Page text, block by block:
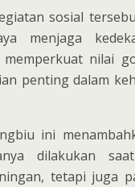
sosial
menjaga
memperkuat nilai
penting dalam
ini
dilakukan
tetapi juga